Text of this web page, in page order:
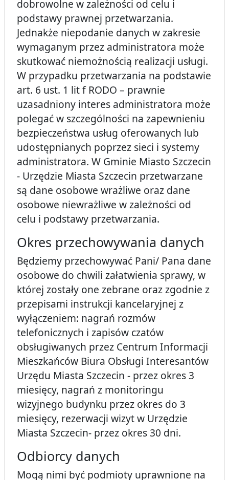
dobrowolne w zależności od celu i
podstawy prawnej przetwarzania.
Jednakże niepodanie danych w zakresie
wymaganym przez administratora może
skutkować niemożnością realizacji usługi.
W przypadku przetwarzania na podstawie
art. 6 ust. 1 lit f RODO – prawnie
uzasadniony interes administratora może
polegać w szczególności na zapewnieniu
bezpieczeństwa usług oferowanych lub
udostępnianych poprzez sieci i systemy
administratora. W Gminie Miasto Szczecin
- Urzędzie Miasta Szczecin przetwarzane
są dane osobowe wrażliwe oraz dane
osobowe niewrażliwe w zależności od
celu i podstawy przetwarzania.
Okres przechowywania danych
Będziemy przechowywać Pani/ Pana dane
osobowe do chwili załatwienia sprawy, w
której zostały one zebrane oraz zgodnie z
przepisami instrukcji kancelaryjnej z
wyłączeniem: nagrań rozmów
telefonicznych i zapisów czatów
obsługiwanych przez Centrum Informacji
Mieszkańców Biura Obsługi Interesantów
Urzędu Miasta Szczecin - przez okres 3
miesięcy, nagrań z monitoringu
wizyjnego budynku przez okres do 3
miesięcy, rezerwacji wizyt w Urzędzie
Miasta Szczecin- przez okres 30 dni.
Odbiorcy danych
Mogą nimi być podmioty uprawnione na